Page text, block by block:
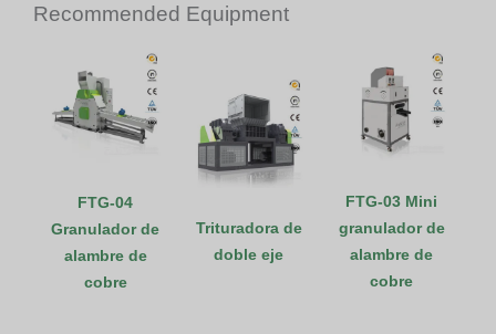
Recommended Equipment
FTG-04
Granulador de
alambre de
cobre
Trituradora de
doble eje
FTG-03 Mini
granulador de
alambre de
cobre